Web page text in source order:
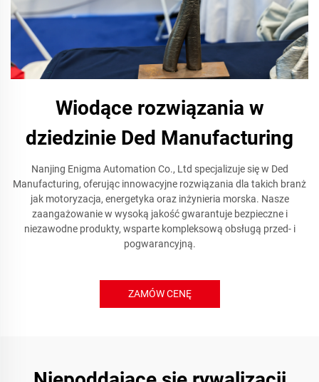
Wiodące rozwiązania w
dziedzinie Ded Manufacturing
Nanjing Enigma Automation Co., Ltd specjalizuje się w Ded
Manufacturing, oferując innowacyjne rozwiązania dla takich branż
jak motoryzacja, energetyka oraz inżynieria morska. Nasze
zaangażowanie w wysoką jakość gwarantuje bezpieczne i
niezawodne produkty, wsparte kompleksową obsługą przed- i
pogwarancyjną.
ZAMÓW CENĘ